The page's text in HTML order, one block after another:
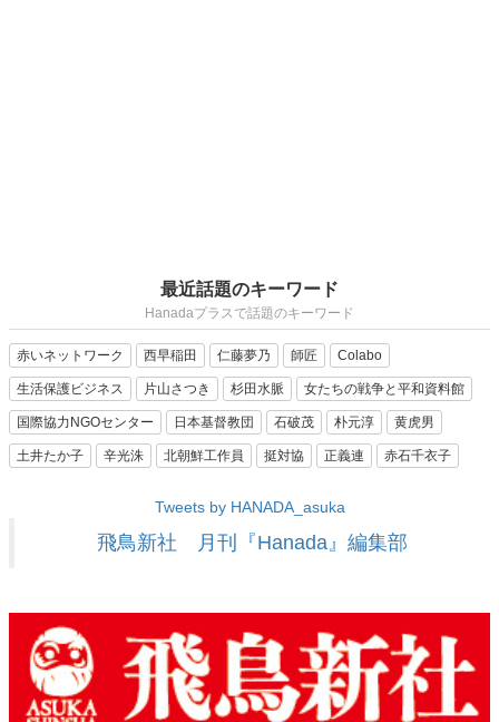
最近話題のキーワード
Hanadaプラスで話題のキーワード
赤いネットワーク 西早稲田 仁藤夢乃 師匠 Colabo
生活保護ビジネス 片山さつき 杉田水脈 女たちの戦争と平和資料館
国際協力NGOセンター 日本基督教団 石破茂 朴元淳 黄虎男
土井たか子 辛光洙 北朝鮮工作員 挺対協 正義連 赤石千衣子
Tweets by HANADA_asuka
飛鳥新社 月刊『Hanada』編集部